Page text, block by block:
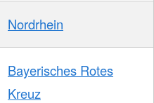
Nordrhein
Bayerisches Rotes
Kreuz